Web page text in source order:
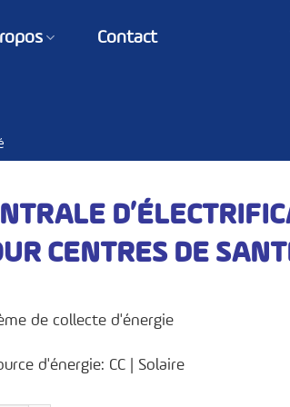
Contact
CENTRES DE
de collecte d'énergie
d'énergie: CC | Solaire